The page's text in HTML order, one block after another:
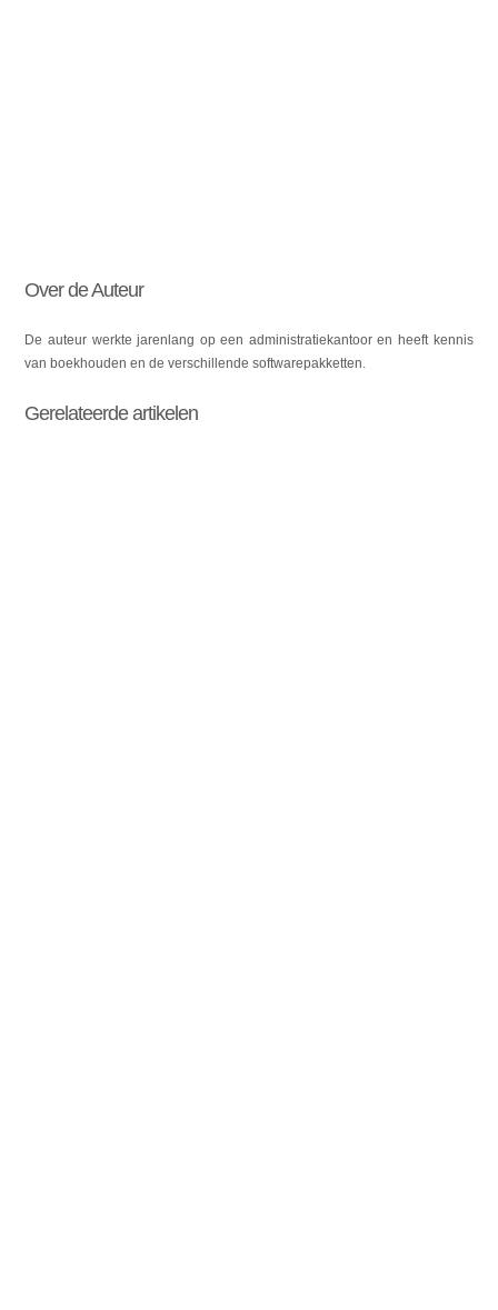
Over de Auteur
De auteur werkte jarenlang op een administratiekantoor en heeft kennis
van boekhouden en de verschillende softwarepakketten.
Gerelateerde artikelen